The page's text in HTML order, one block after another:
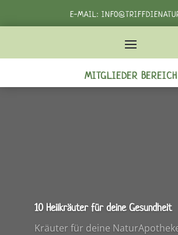
E-MAIL:
MITGLIEDER BEREICH
10 Heilkräuter für deine Gesundheit
Kräuter für deine